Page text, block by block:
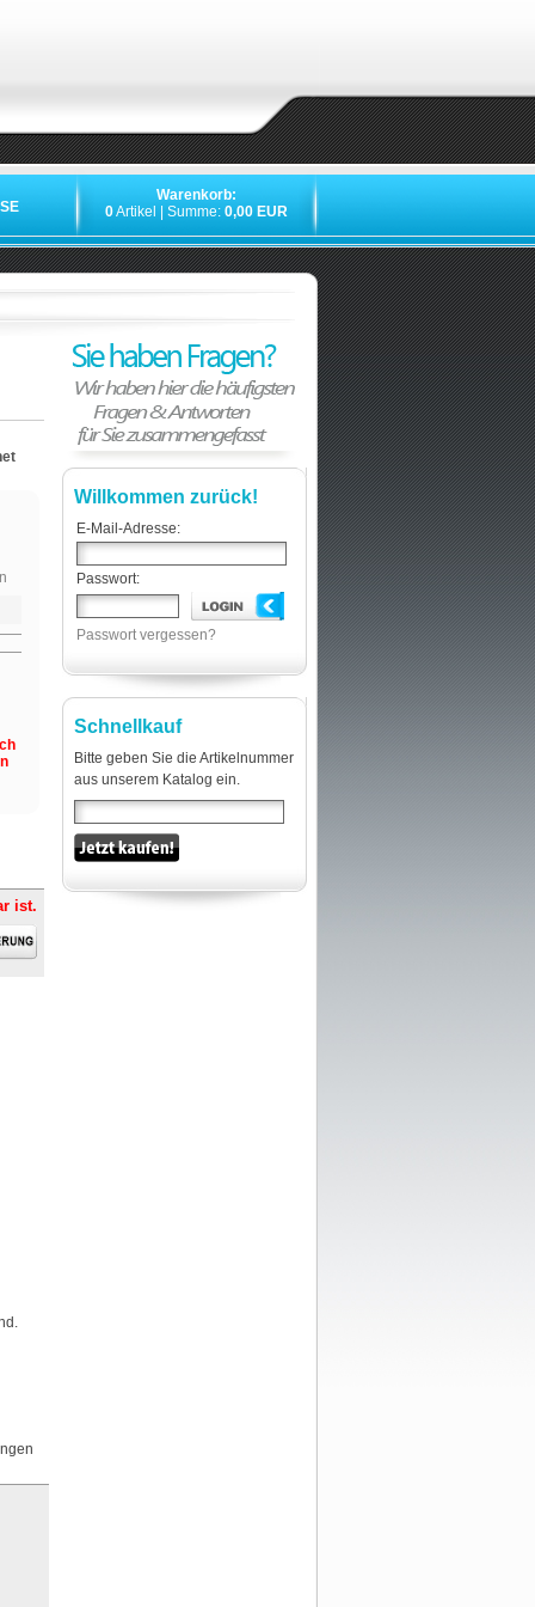
Warenkorb:
0Artikel | Summe: 0,00 EUR
ist.
Willkommen zurück!
E-Mail-Adresse:
Passwort:
Passwort vergessen?
Schnellkauf
Bitte geben Sie die Artikelnummer
aus unserem Katalog ein.